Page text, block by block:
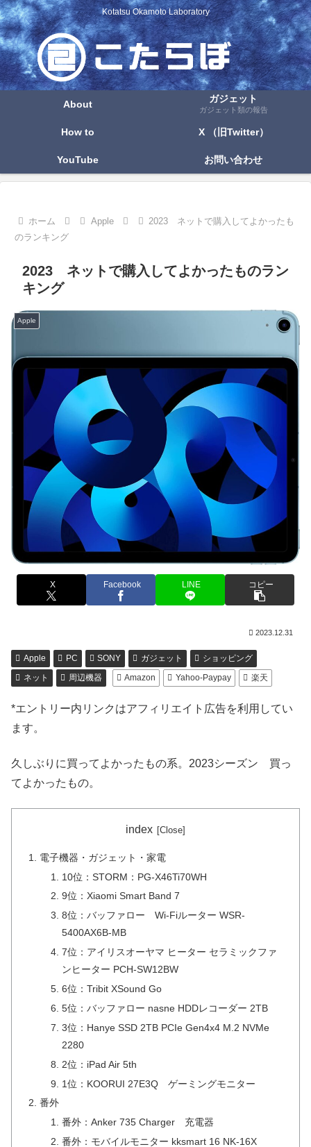
Kotatsu Okamoto Laboratory
About ガジェット
ガジェット類の報告
How to X （旧Twitter）
YouTube お問い合わせ
ホーム Apple
2023 ネットで購入してよかったも
のランキング
2023 ネットで購入してよかったものラン
キング
Apple
X Facebook LINE コピー
2023.12.31
Apple PC SONY ガジェット
ショッピング
ネット
周辺機器 Amazon Yahoo-Paypay 楽天
*エントリー内リンクはアフィリエイト広告を利用してい
ます。
久しぶりに買ってよかったもの系。2023シーズン 買っ
てよかったもの。
index
電子機器・ガジェット・家電
10位：STORM：PG-X46Ti70WH
9位：Xiaomi Smart Band 7
8位：バッファロー Wi-Fiルーター WSR-
5400AX6B-MB
7位：アイリスオーヤマ ヒーター セラミックファ
ンヒーター PCH-SW12BW
6位：Tribit XSound Go
5位：バッファロー nasne HDDレコーダー 2TB
3位：Hanye SSD 2TB PCIe Gen4x4 M.2 NVMe
2280
2位：iPad Air 5th
1位：KOORUI 27E3Q ゲーミングモニター
番外
番外：Anker 735 Charger 充電器
番外：モバイルモニター kksmart 16 NK-16X